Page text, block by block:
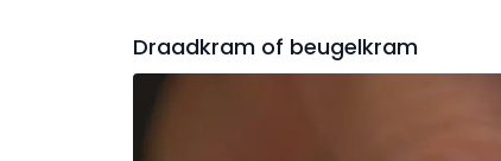
Draadkram of beugelkram